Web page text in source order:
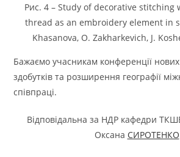
Рис. 4 – Study of decorative stitching
thread as an embroidery element in
Khasanova, O. Zakharkevich, J.
Бажаємо учасникам конференції
здобутків та розширення географії
співпраці.
Відповідальна за НДР
Оксана СИРОТЕНКО